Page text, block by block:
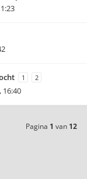
1 2
16:40
Pagina 1 van 12